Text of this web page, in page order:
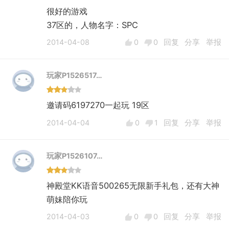
很好的游戏
37区的，人物名字：SPC
2014-04-08 0 0 回复 分享 举报
玩家P1526517…
邀请码6197270一起玩 19区
2014-04-04 0 1 回复 分享 举报
玩家P1526107…
神殿堂KK语音500265无限新手礼包，还有大神
萌妹陪你玩
2014-04-03 0 0 回复 分享 举报